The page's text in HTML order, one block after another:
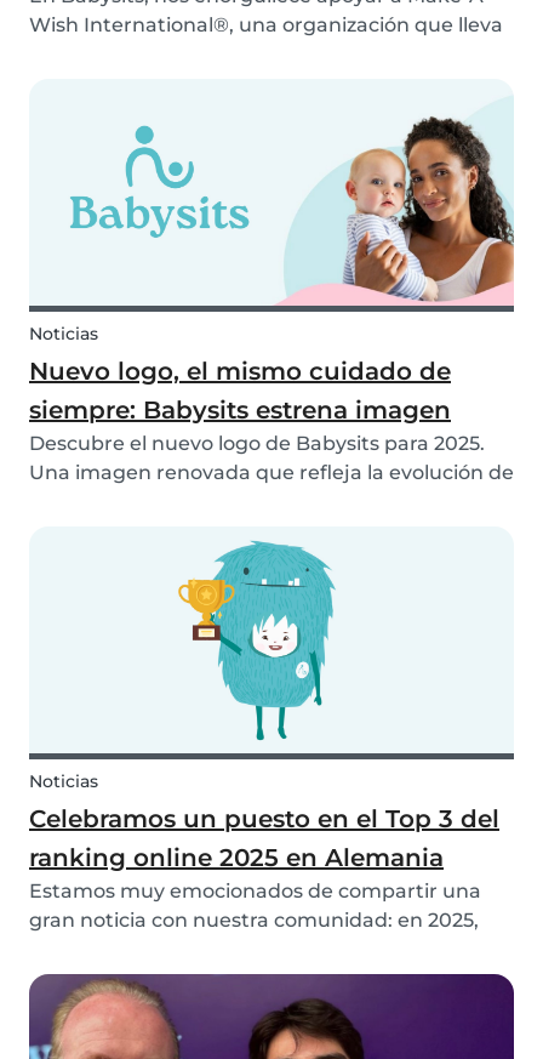
Wish International®, una organización que lleva
Noticias
Nuevo logo, el mismo cuidado de
siempre: Babysits estrena imagen
Descubre el nuevo logo de Babysits para 2025.
Una imagen renovada que refleja la evolución de
confianza en todo el mundo.
Noticias
Celebramos un puesto en el Top 3 del
ranking online 2025 en Alemania
Estamos muy emocionados de compartir una
gran noticia con nuestra comunidad: en 2025,
en la categoría de Ayuda Doméstica y Cuidado
Infantil en Alemania! 🏆🇩🇪